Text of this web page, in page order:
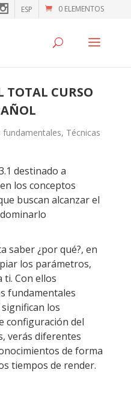
0 ELEMENTOS
ESP
TOTAL CURSO
fundamentales, Técnicas
destinado a
los conceptos
buscan alcanzar el
saber ¿por qué?, en
los parámetros,
Con ellos
fundamentales
los
configuración del
verás diferentes
de forma
tiempos de render.